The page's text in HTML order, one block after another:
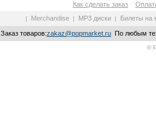
Как сделать заказ
| Merchandise | MP3 диски | Билеты на
Заказ товаров:zakaz@popmarket.ru По любым
©